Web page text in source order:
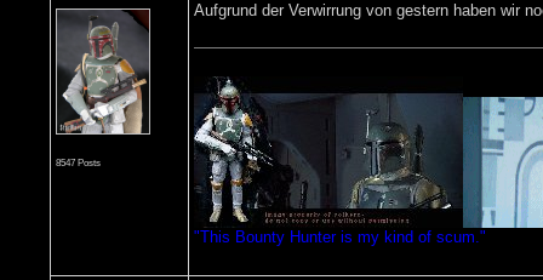
8547 Posts
Aufgrund der Verwirrung von gestern haben wir
"This Bounty Hunter is my kind of scum."